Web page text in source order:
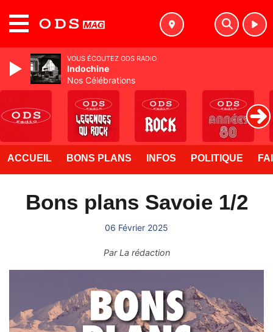
ACCUEIL BONS PLANS INFOS POLITIQUE
Bons plans Savoie 1/2
06 Février 2025
ParLa rédaction
VOUS ÉCOUTEZ ODS RADIO
Indochine
Nos Célébrations